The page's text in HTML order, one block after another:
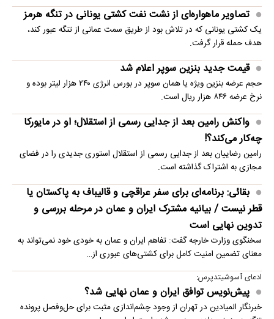
تصاویر ماهواره‌ای از نشت نفت کشتی یونانی در تنگه هرمز
یک کشتی یونانی که در تلاش بود از طریق سمت عمانی از تنگه عبور کند،
هدف حمله قرار گرفت.
قیمت جدید بنزین سوپر اعلام شد
حجم عرضه بنزین ویژه یا همان سوپر در بورس انرژی ۲۴۰ هزار لیتر بوده و
نرخ عرضه ۸۴۶ هزار ریال است.
واکنش رامین بعد از جدایی رسمی از استقلال؛ او در مایورکا
چه‌کار می‌کند؟!
رامین رضاییان بعد از جدایی رسمی از استقلال استوری جدیدی را در فضای
مجازی به اشتراک گذاشته است.
بقائی: برنامه‌ای برای سفر عراقچی و قالیباف به پاکستان یا
قطر نیست / بیانیه مشترک ایران و عمان در مرحله بررسی و
تدوین نهایی است
سخنگوی وزارت خارجه گفت: تفاهم ایران و عمان به خودی خود نمی‌تواند به
معنای تضمین امنیت کامل برای کشتی‌های عبوری از…
ادعای آسوشیتدپرس:
پیش‌نویس توافق ایران و عمان نهایی شد؟
خبرنگار المیادین در تهران از وجود چشم‌اندازی مثبت برای حل‌وفصل پرونده